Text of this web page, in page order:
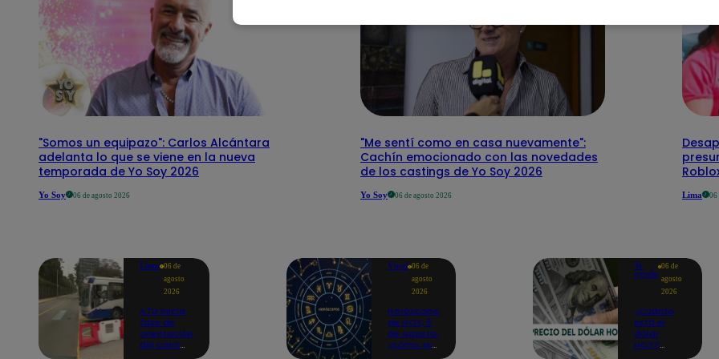
"Somos un equipazo": Carlos Alcántara
adelanta lo que se viene en la nueva
temporada de Yo Soy 2026
Yo Soy 06 de agosto 2026
"Me sentí como en casa nuevamente":
Cachín emocionado con las novedades
de los castings de Yo Soy 2026
Yo Soy 06 de agosto 2026 Lima 06
Lima 06 de
agosto
2026
ATU inicia
fase de
orientación
del carril
Viral 06 de
agosto
2026
Horóscopo
de HOY, 6
de agosto:
¿cómo te
Te
ayudo
06 de
agosto
2026
¿Cuánto
está el
dólar
HOY?